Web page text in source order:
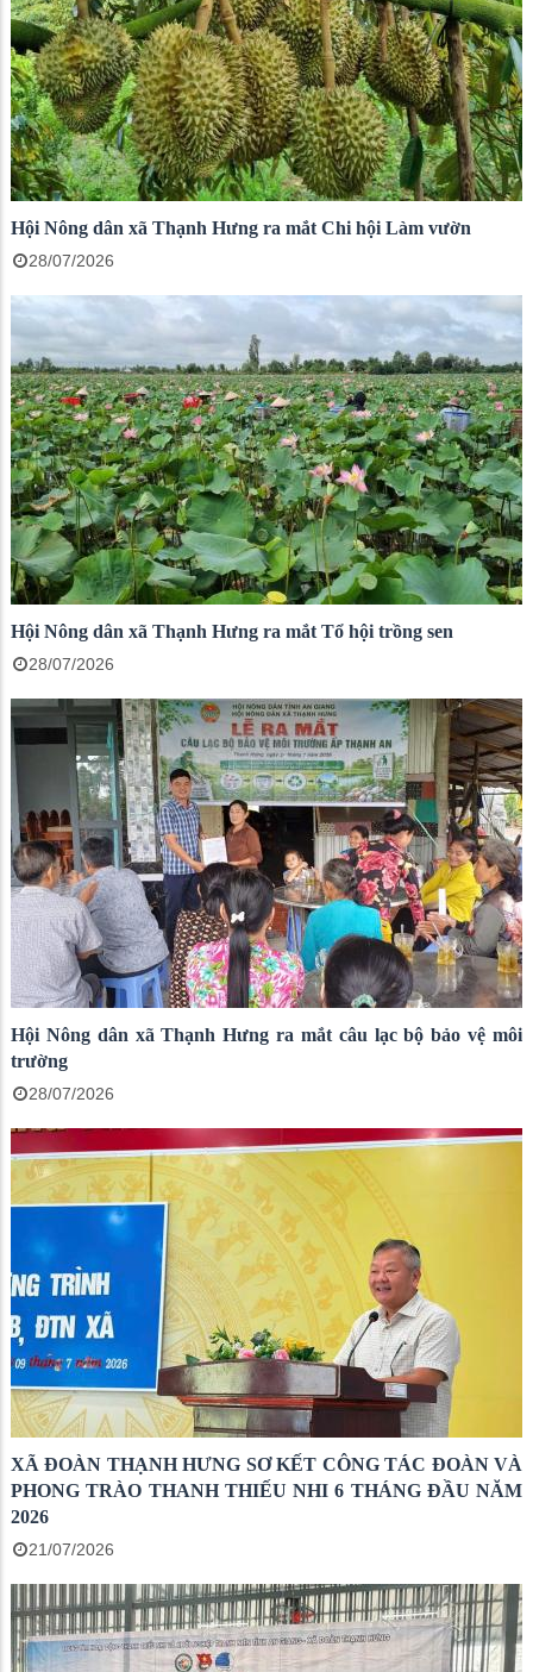
Hội Nông dân xã Thạnh Hưng ra mắt Chi hội Làm vườn
28/07/2026
Hội Nông dân xã Thạnh Hưng ra mắt Tổ hội trồng sen
28/07/2026
Hội Nông dân xã Thạnh Hưng ra mắt câu lạc bộ bảo vệ môi
trường
28/07/2026
XÃ ĐOÀN THẠNH HƯNG SƠ KẾT CÔNG TÁC ĐOÀN VÀ
PHONG TRÀO THANH THIẾU NHI 6 THÁNG ĐẦU NĂM
2026
21/07/2026